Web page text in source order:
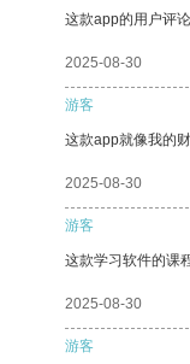
这款app的用户评
2025-08-30
游客
这款app就像我的
2025-08-30
游客
这款学习软件的课
2025-08-30
游客